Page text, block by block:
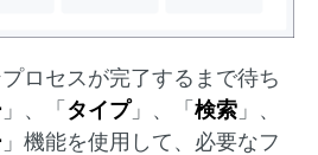
ロセスが完了するまで待ち
」、「 タイプ」、「 検索 」、
」機能を使用して、必要なフ